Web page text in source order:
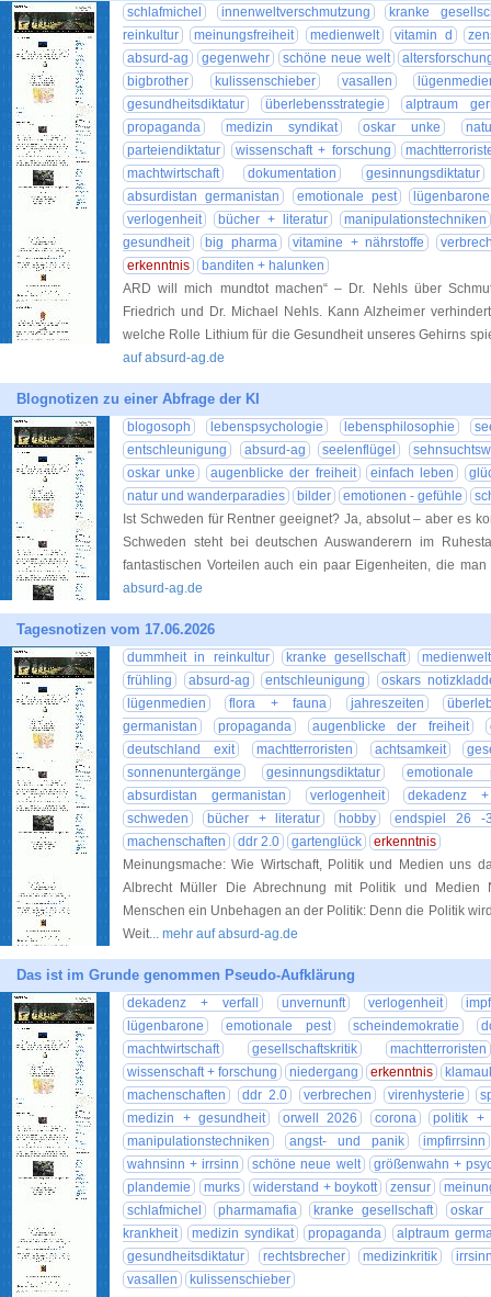
schlafmichel innenweltverschmutzung
kranke
reinkultur
meinungsfreiheit medienwelt vitamin d
absurd-ag
gegenwehr schöne neue welt
bigbrother
kulissenschieber vasallen
gesundheitsdiktatur
überlebensstrategie
alptraum
propaganda
medizin syndikat oskar unke
parteiendiktatur
wissenschaft + forschung
machtwirtschaft
dokumentation
gesinnungsdiktatur
absurdistan germanistan
emotionale pest
lügenbarone
verlogenheit
bücher + literatur
manipulationstechniken
gesundheit
big pharma vitamine + nährstoffe
erkenntnis
banditen + halunken
ARD will mich mundtot machen“ – Dr. Nehls über
Friedrich und Dr. Michael Nehls. Kann Alzheimer
welche Rolle Lithium für die Gesundheit unseres Gehirns
auf absurd-ag.de
Blognotizen zu einer Abfrage der KI
blogosoph lebenspsychologie lebensphilosophie
entschleunigung
absurd-ag seelenflügel
oskar unke
augenblicke der freiheit einfach leben
natur und wanderparadies
bilder emotionen - gefühle
Ist Schweden für Rentner geeignet? Ja, absolut – aber es
Schweden steht bei deutschen Auswanderern im
fantastischen Vorteilen auch ein paar Eigenheiten, die
absurd-ag.de
Tagesnotizen vom 17.06.2026
dummheit in reinkultur kranke gesellschaft
medienwelt
frühling
absurd-ag entschleunigung
oskars
lügenmedien
flora + fauna jahreszeiten
germanistan
propaganda augenblicke der freiheit
deutschland exit
machtterroristen achtsamkeit
sonnenuntergänge
gesinnungsdiktatur
emotionale
absurdistan germanistan
verlogenheit
dekadenz
schweden
bücher + literatur hobby
endspiel 26 -
machenschaften
ddr 2.0 gartenglück
erkenntnis
Meinungsmache: Wie Wirtschaft, Politik und Medien uns
Albrecht Müller Die Abrechnung mit Politik und Medien
Menschen ein Unbehagen an der Politik: Denn die Politik
Weit... mehr auf absurd-ag.de
Das ist im Grunde genommen Pseudo-Aufklärung
dekadenz + verfall unvernunft verlogenheit
lügenbarone
emotionale pest scheindemokratie
machtwirtschaft
gesellschaftskritik
machtterroristen
wissenschaft + forschung
niedergang erkenntnis
machenschaften
ddr 2.0 verbrechen virenhysterie
medizin + gesundheit
orwell 2026 corona
politik +
manipulationstechniken
angst- und panik
impfirrsinn
wahnsinn + irrsinn
schöne neue welt
größenwahn +
plandemie
murks widerstand + boykott zensur
schlafmichel
pharmamafia kranke gesellschaft
oskar
krankheit
medizin syndikat propaganda
alptraum
gesundheitsdiktatur
rechtsbrecher medizinkritik
vasallen
kulissenschieber